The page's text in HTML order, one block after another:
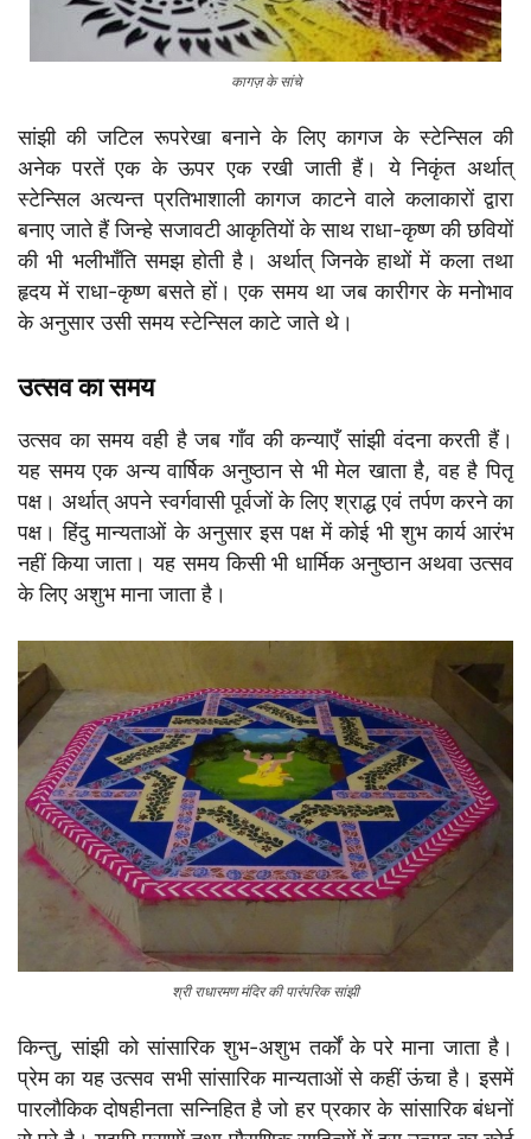
कागज़ के सांचे
सांझी की जटिल रूपरेखा बनाने के लिए कागज के स्टेन्सिल की
अनेक परतें एक के ऊपर एक रखी जाती हैं। ये निकृंत अर्थात्
स्टेन्सिल अत्यन्त प्रतिभाशाली कागज काटने वाले कलाकारों द्वारा
बनाए जाते हैं जिन्हे सजावटी आकृतियों के साथ राधा-कृष्ण की छवियों
की भी भलीभाँति समझ होती है। अर्थात् जिनके हाथों में कला तथा
हृदय में राधा-कृष्ण बसते हों। एक समय था जब कारीगर के मनोभाव
के अनुसार उसी समय स्टेन्सिल काटे जाते थे।
उत्सव का समय
उत्सव का समय वही है जब गाँव की कन्याएँ सांझी वंदना करती हैं।
यह समय एक अन्य वार्षिक अनुष्ठान से भी मेल खाता है, वह है पितृ
पक्ष। अर्थात् अपने स्वर्गवासी पूर्वजों के लिए श्राद्ध एवं तर्पण करने का
पक्ष। हिंदु मान्यताओं के अनुसार इस पक्ष में कोई भी शुभ कार्य आरंभ
नहीं किया जाता। यह समय किसी भी धार्मिक अनुष्ठान अथवा उत्सव
के लिए अशुभ माना जाता है।
श्री राधारमण मंदिर की पारंपरिक सांझी
किन्तु, सांझी को सांसारिक शुभ-अशुभ तर्कों के परे माना जाता है।
प्रेम का यह उत्सव सभी सांसारिक मान्यताओं से कहीं ऊंचा है। इसमें
पारलौकिक दोषहीनता सन्निहित है जो हर प्रकार के सांसारिक बंधनों